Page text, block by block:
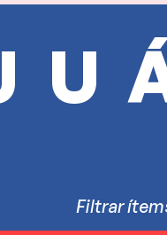
Filtrar